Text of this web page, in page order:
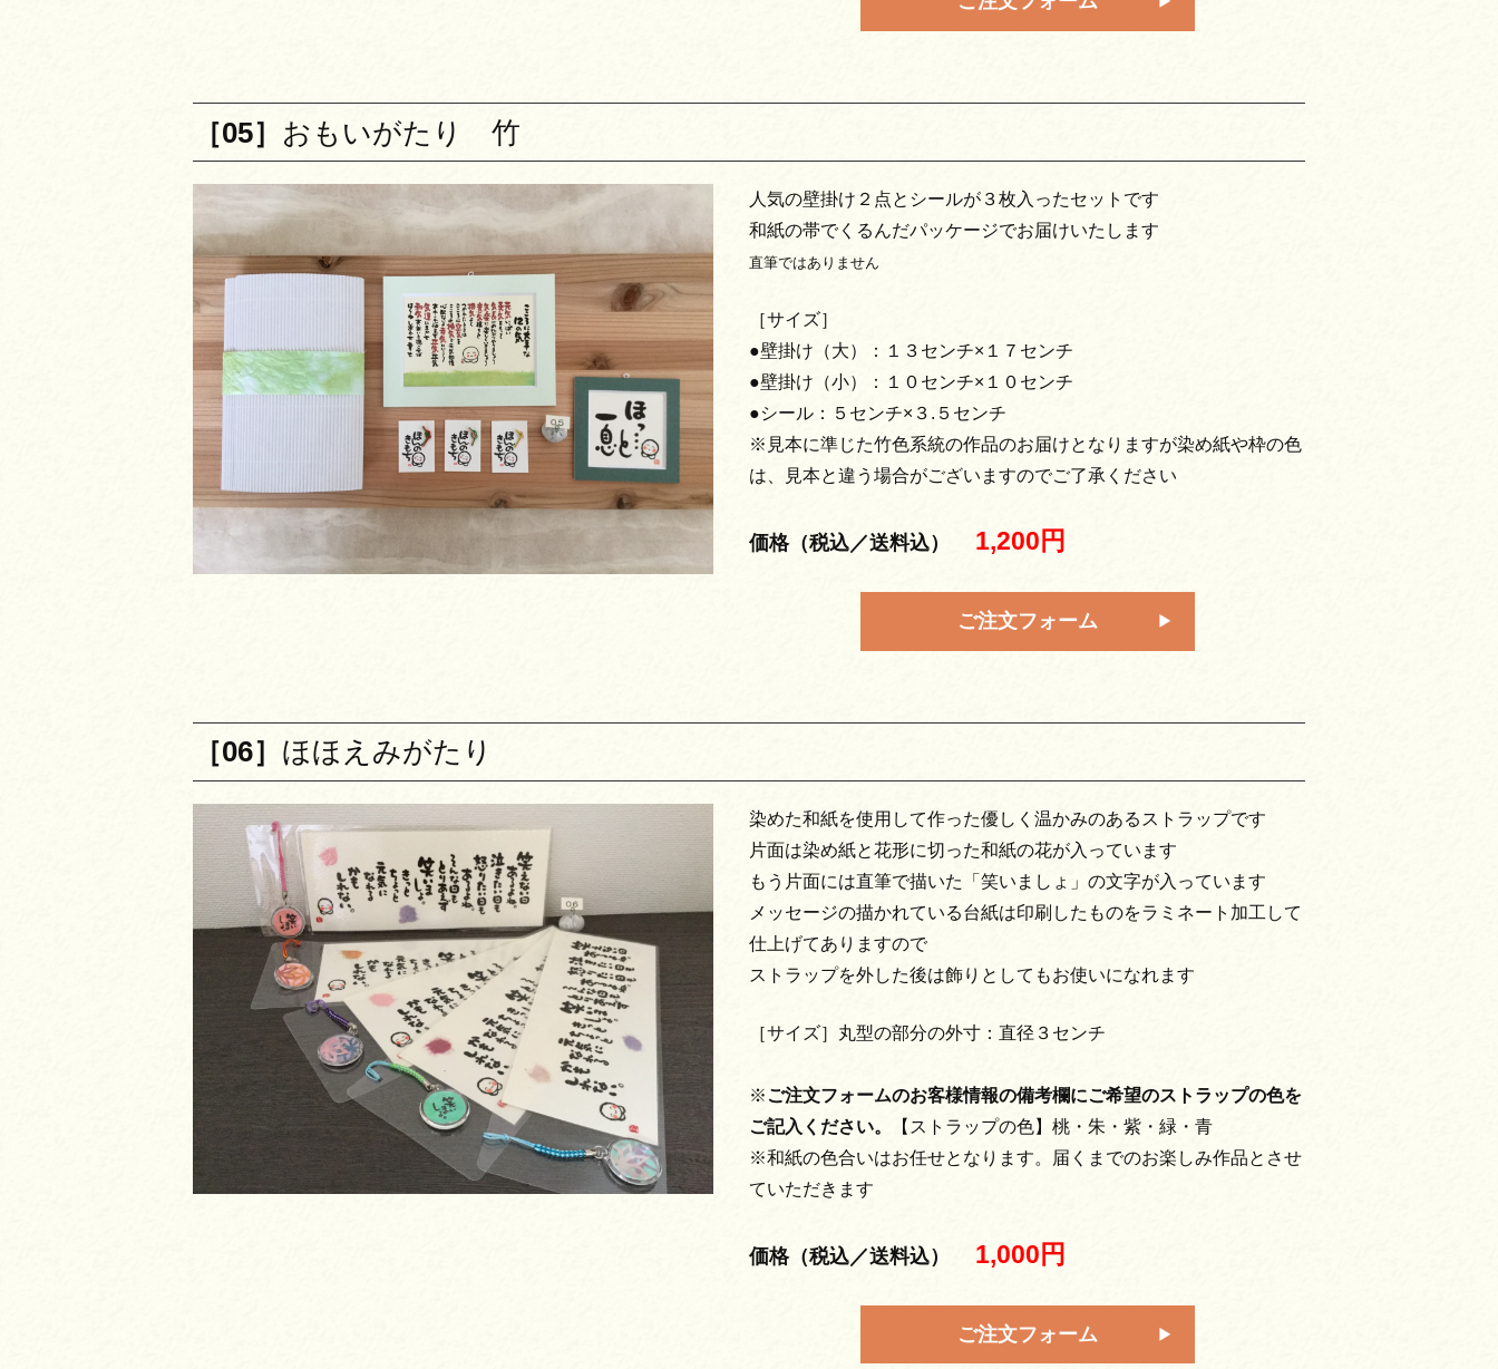
［05］ おもいがたり 竹
人気の壁掛け２点とシールが３枚入ったセットです
和紙の帯でくるんだパッケージでお届けいたします
直筆ではありません
［サイズ］
●壁掛け（大）：１３センチ×１７センチ
●壁掛け（小）：１０センチ×１０センチ
●シール：５センチ×３.５センチ
※見本に準じた竹色系統の作品のお届けとなりますが染め紙や枠の色
は、見本と違う場合がございますのでご了承ください
価格（税込／送料込） 1,200円
ご注文フォーム
［06］ ほほえみがたり
染めた和紙を使用して作った優しく温かみのあるストラップです
片面は染め紙と花形に切った和紙の花が入っています
もう片面には直筆で描いた「笑いましょ」の文字が入っています
メッセージの描かれている台紙は印刷したものをラミネート加工して
仕上げてありますので
ストラップを外した後は飾りとしてもお使いになれます
［サイズ］丸型の部分の外寸：直径３センチ
※ご注文フォームのお客様情報の備考欄にご希望のストラップの色を
ご記入ください。
【ストラップの色】桃・朱・紫・緑・青
※和紙の色合いはお任せとなります。届くまでのお楽しみ作品とさせ
ていただきます
価格（税込／送料込） 1,000円
ご注文フォーム